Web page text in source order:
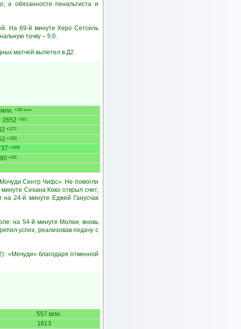
а обязанности пенальтиста и
На 69-й минуте Херо Сетсиль
точку – 5:0.
матчей вылетел в Д2.
+332 млн.
2652 +821
+1272
+1283
+1208
+835
Сентр Чифс». Не помогли
Сехана Коко открыл счет,
на 24-й минуте Еджей Ганусчак
на 54-й минуте Молои, вновь
успех, реализовав подачу с
«Мочуди» благодаря отменной
557 млн.
1813